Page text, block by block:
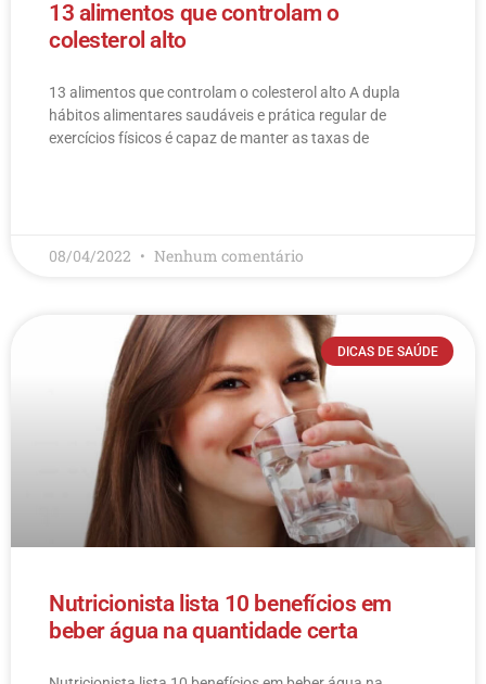
13 alimentos que controlam o
colesterol alto
13 alimentos que controlam o colesterol alto​ A dupla
hábitos alimentares saudáveis e prática regular de
exercícios físicos é capaz de manter as taxas de
08/04/2022 Nenhum comentário
DICAS DE SAÚDE
Nutricionista lista 10 benefícios em
beber água na quantidade certa